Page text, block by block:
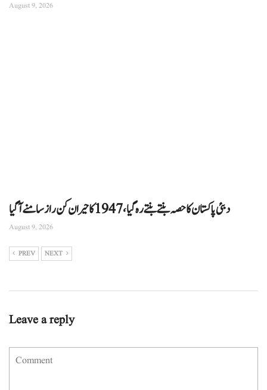
August 9, 2026
دبئی پاکستان کا حصہ بنتے بنتے رہ گیا، 1947 کا حیران کن راز سامنے آگیا
August 9, 2026
PREV NEXT
Leave a reply